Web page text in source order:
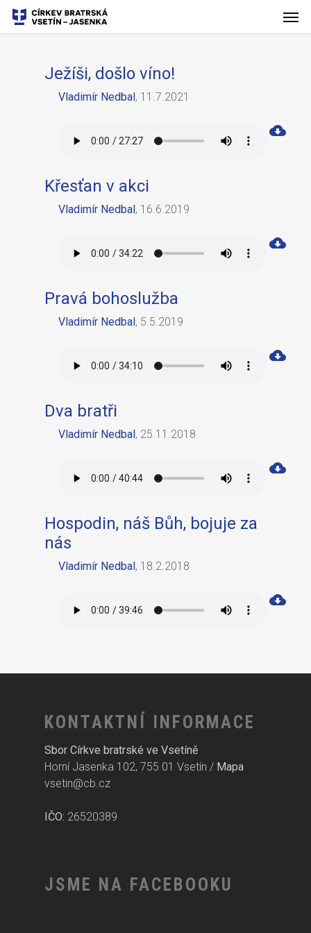
Ježíši, došlo víno!
Vladimír Nedbal, 11.7.2021
Křesťan v akci
Vladimír Nedbal, 16.6.2019
Pravá bohoslužba
Vladimír Nedbal, 5.5.2019
Dva bratři
Vladimír Nedbal, 25.11.2018
Hospodin, náš Bůh, bojuje za
nás
Vladimír Nedbal, 18.2.2018
KONTAKTNÍ INFORMACE
Sbor Církve bratrské ve Vsetíně
Horní Jasenka 102, 755 01 Vsetín / Mapa
vsetin@cb.cz
IČO: 26520389
JSME NA FACEBOOKU